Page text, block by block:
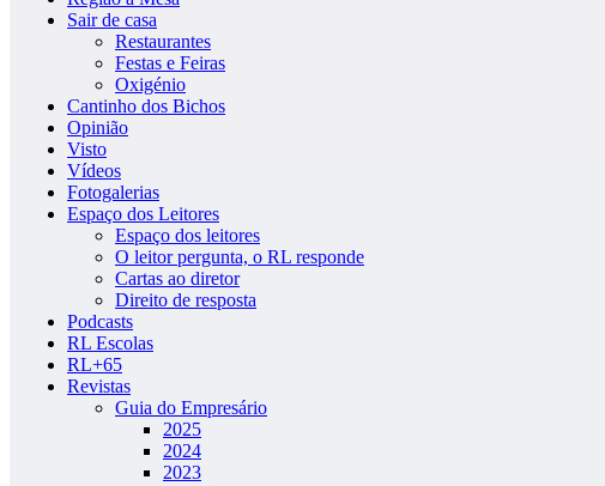
Sair de casa
Restaurantes
Festas e Feiras
Oxigénio
Cantinho dos Bichos
Opinião
Visto
Vídeos
Fotogalerias
Espaço dos Leitores
Espaço dos leitores
O leitor pergunta, o RL responde
Cartas ao diretor
Direito de resposta
Podcasts
RL Escolas
RL+65
Revistas
Guia do Empresário
2025
2024
2023